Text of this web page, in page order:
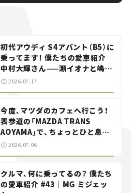
初代アウディ S4アバント（B5）に
乗ってます！ 僕たちの愛車紹介｜
中村大輝さん——瀬イオナと嶋田
智之の「クルマでざっくばらんば
らん！」＃20
2026.07.17
今度、マツダのカフェへ行こう！
表参道の「MAZDA TRANS
AOYAMA」で、ちょっとひと息。
——連載｜CCGとクルマでどうす
2026.07.06
クルマ、何に乗ってるの？ 僕たち
の愛車紹介 #43｜MG ミジェッ